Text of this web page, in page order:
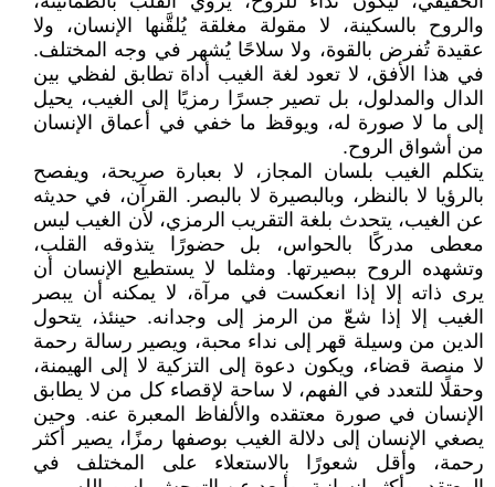
والروح بالسكينة، لا مقولة مغلقة يُلقَّنها الإنسان، ولا
عقيدة تُفرض بالقوة، ولا سلاحًا يُشهر في وجه المختلف.
في هذا الأفق، لا تعود لغة الغيب أداة تطابق لفظي بين
الدال والمدلول، بل تصير جسرًا رمزيًا إلى الغيب، يحيل
إلى ما لا صورة له، ويوقظ ما خفي في أعماق الإنسان
من أشواق الروح.
يتكلم الغيب بلسان المجاز، لا بعبارة صريحة، ويفصح
بالرؤيا لا بالنظر، وبالبصيرة لا بالبصر. القرآن، في حديثه
عن الغيب، يتحدث بلغة التقريب الرمزي، لأن الغيب ليس
معطى مدركًا بالحواس، بل حضورًا يتذوقه القلب،
وتشهده الروح ببصيرتها. ومثلما لا يستطيع الإنسان أن
يرى ذاته إلا إذا انعكست في مرآة، لا يمكنه أن يبصر
الغيب إلا إذا شعّ من الرمز إلى وجدانه. حينئذ، يتحول
الدين من وسيلة قهر إلى نداء محبة، ويصير رسالة رحمة
لا منصة قضاء، ويكون دعوة إلى التزكية لا إلى الهيمنة،
وحقلًا للتعدد في الفهم، لا ساحة لإقصاء كل من لا يطابق
الإنسان في صورة معتقده والألفاظ المعبرة عنه. وحين
يصغي الإنسان إلى دلالة الغيب بوصفها رمزًا، يصير أكثر
رحمة، وأقل شعورًا بالاستعلاء على المختلف في